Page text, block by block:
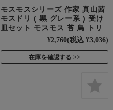
モスモスシリーズ 作家 真山茜
モスドリ ( 黒 グレー系 ) 受け
皿セット モスモス 苔 鳥 トリ
¥2,760(税込 ¥3,036)
在庫を確認する